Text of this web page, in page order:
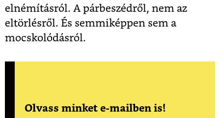
elnémításról. A párbeszédről, nem az
eltörlésről. És semmiképpen sem a
mocskolódásról.
Olvass minket e-mailben is!